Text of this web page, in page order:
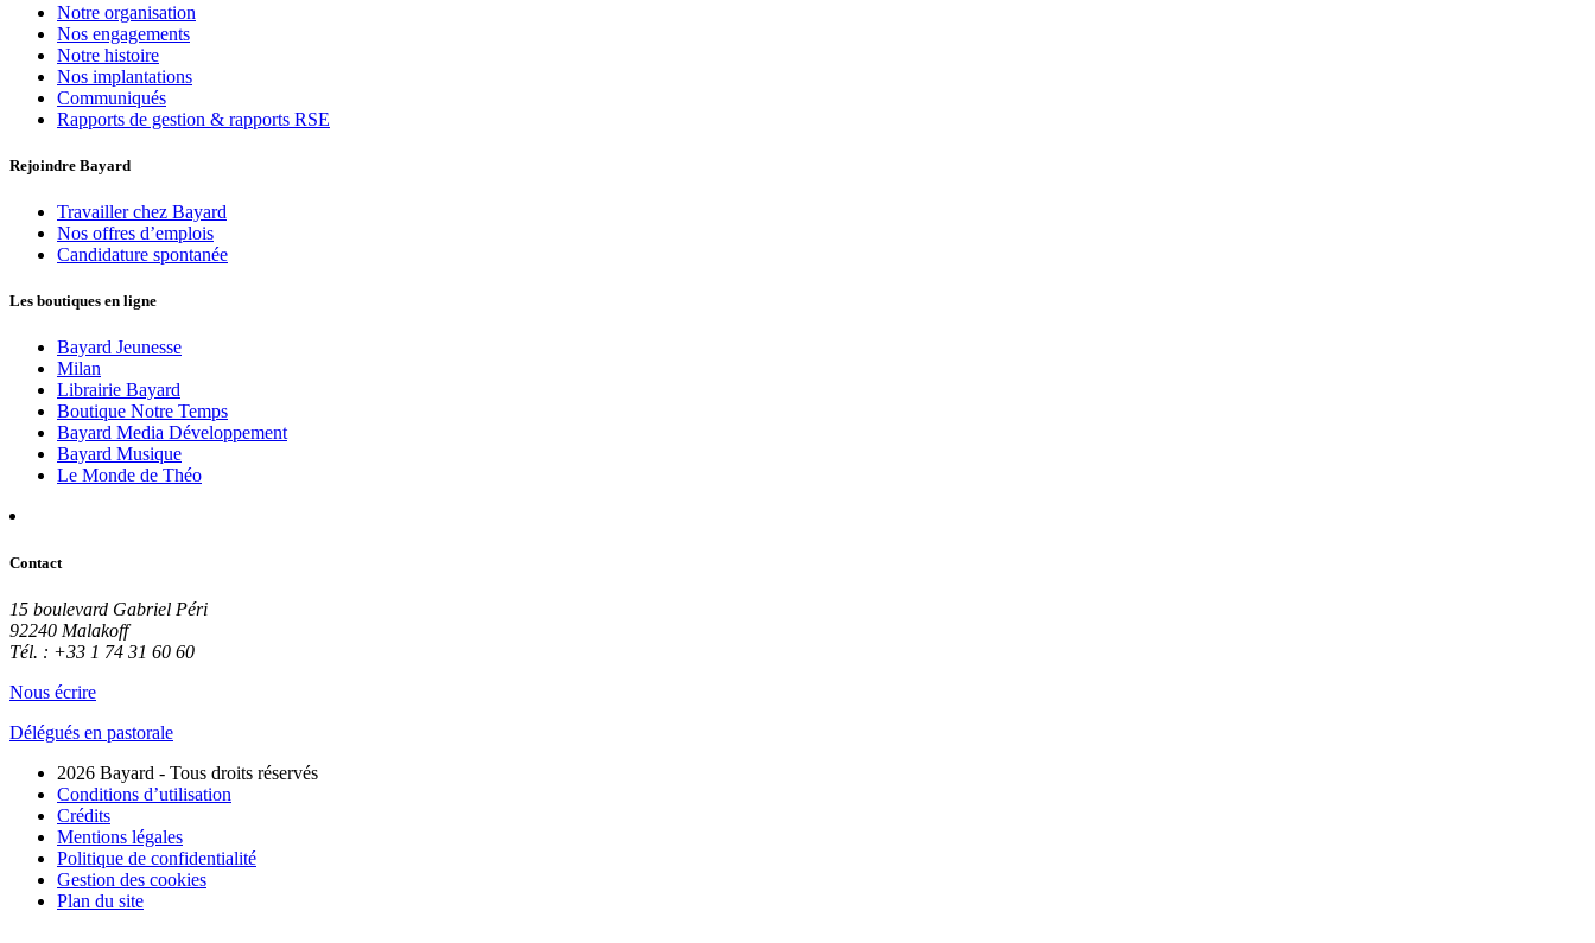
Notre organisation
Nos engagements
Notre histoire
Nos implantations
Communiqués
Rapports de gestion & rapports RSE
Rejoindre Bayard
Travailler chez Bayard
Nos offres d’emplois
Candidature spontanée
Les boutiques en ligne
Bayard Jeunesse
Milan
Librairie Bayard
Boutique Notre Temps
Bayard Media Développement
Bayard Musique
Le Monde de Théo
Contact
15 boulevard Gabriel Péri
92240 Malakoff
Tél. : +33 1 74 31 60 60
Nous écrire
Délégués en pastorale
2026 Bayard - Tous droits réservés
Conditions d’utilisation
Crédits
Mentions légales
Politique de confidentialité
Gestion des cookies
Plan du site